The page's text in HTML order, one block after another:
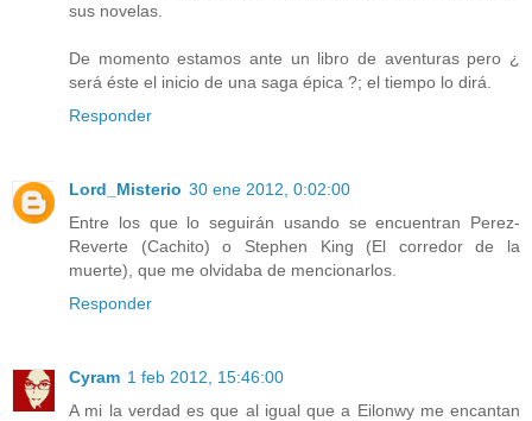
sus novelas.
De momento estamos ante un libro de aventuras pero ¿
será éste el inicio de una saga épica ?; el tiempo lo dirá.
Responder
Lord_Misterio 30 ene 2012, 0:02:00
Entre los que lo seguirán usando se encuentran Perez-
Reverte (Cachito) o Stephen King (El corredor de la
muerte), que me olvidaba de mencionarlos.
Responder
Cyram 1 feb 2012, 15:46:00
A mi la verdad es que al igual que a Eilonwy me encantan